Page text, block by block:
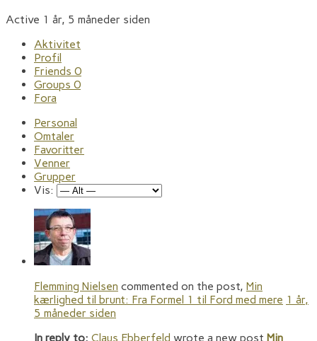
Active 1 år, 5 måneder siden
Aktivitet
Profil
Friends 0
Groups 0
Fora
Personal
Omtaler
Favoritter
Venner
Grupper
Vis:
Flemming Nielsen commented on the post, Min
kærlighed til brunt: Fra Formel 1 til Ford med mere 1 år,
5 måneder siden
In reply to: Claus Ebberfeld wrote a new post Min